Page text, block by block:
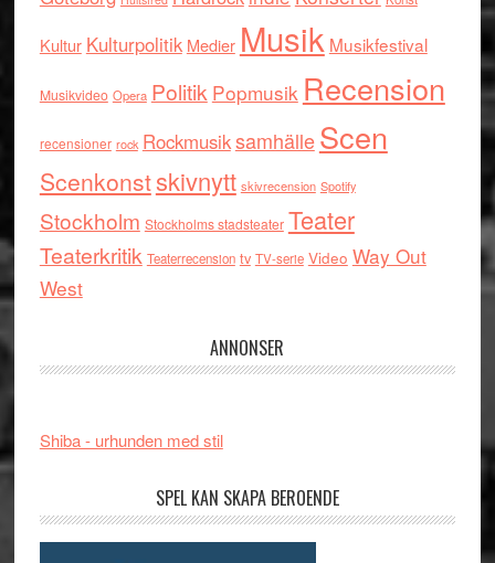
Kultur Kulturpolitik Medier Musik Musikfestival
Musikvideo Opera Politik Popmusik Recension
recensioner rock RockmusiksamhälleScen
Scenkonstskivnytt skivrecension Spotify
Stockholm Stockholms stadsteater Teater
Teaterkritik Teaterrecension tv TV-serie Video Way Out
West
ANNONSER
Shiba - urhunden med stil
SPEL KAN SKAPA BEROENDE